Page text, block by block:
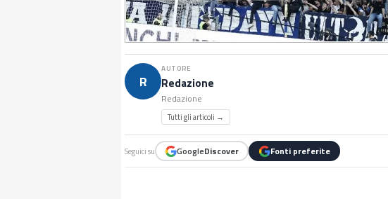
R
AUTORE
Redazione
Redazione
Tutti gli articoli →
Seguici su GoogleDiscover Fonti preferite